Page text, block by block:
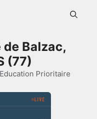
de Balzac,
(77)
Prioritaire